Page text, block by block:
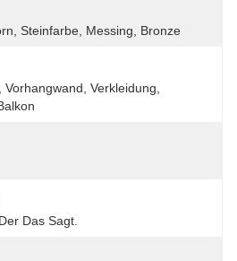
Steinfarbe, Messing, Bronze
Verkleidung,
Das Sagt.